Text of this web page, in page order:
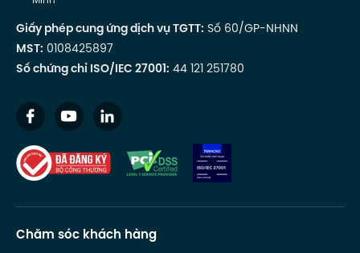
Giấy phép cung ứng dịch vụ TGTT: Số 60/GP-NHNN
MST: 0108425897
Số chứng chỉ ISO/IEC 27001: 44 121 251780
Chăm sóc khách hàng